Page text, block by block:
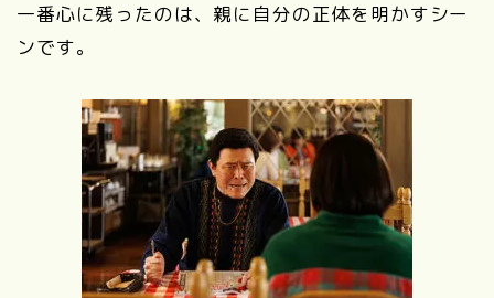
一番心に残ったのは、親に自分の正体を明かすシー
ンです。